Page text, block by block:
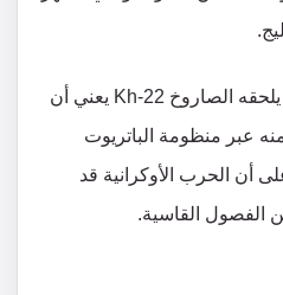
كما أن التدمير الواسع الذي يلحقه الصاروخ Kh-22 يعني أن
عبر منظومة الباتريوت
أن الحرب الأوكرانية قد
الفصول القاسية.